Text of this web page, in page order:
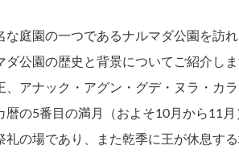
庭園の一つであるナルマダ公園を訪
ダ公園の歴史と背景についてご紹介し
、アナック・アグン・グデ・ヌラ・カ
暦の5番目の満月（およそ10月から11
礼の場であり、また乾季に王が休息す